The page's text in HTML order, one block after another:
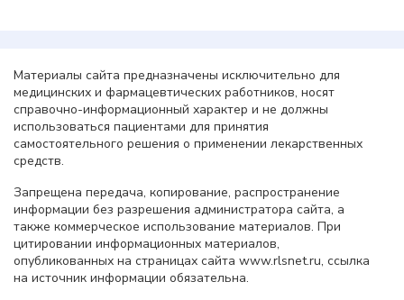
Материалы сайта предназначены исключительно для
медицинских и фармацевтических работников, носят
справочно-информационный характер и не должны
использоваться пациентами для принятия
самостоятельного решения о применении лекарственных
средств.
Запрещена передача, копирование, распространение
информации без разрешения администратора сайта, а
также коммерческое использование материалов. При
цитировании информационных материалов,
опубликованных на страницах сайта www.rlsnet.ru, ссылка
на источник информации обязательна.